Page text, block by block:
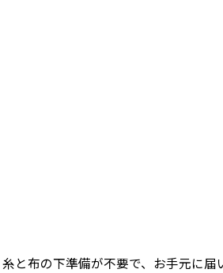
糸と布の下準備が不要で、お手元に届